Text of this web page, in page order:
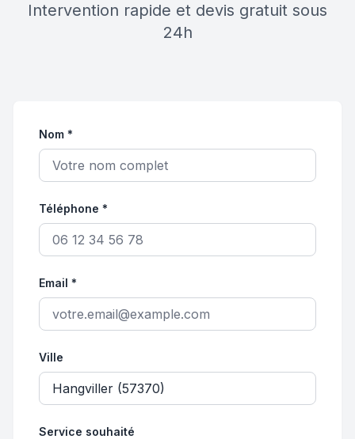
Intervention rapide et devis gratuit sous
24h
Nom *
Téléphone *
Email *
Ville
Service souhaité